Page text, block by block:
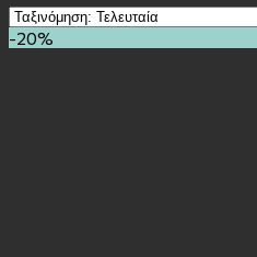
-20%